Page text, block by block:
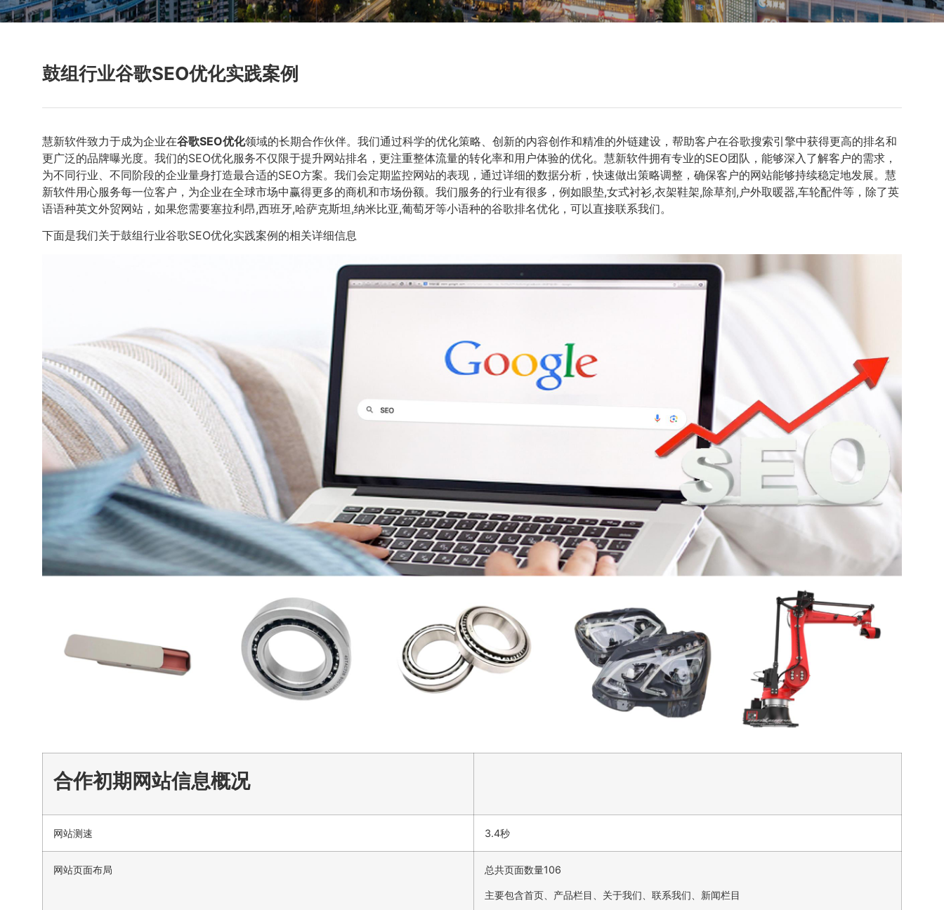
鼓组行业谷歌SEO优化实践案例
慧新软件致力于成为企业在谷歌SEO优化领域的长期合作伙伴。我们通过科学的优化策略、创新的内容创作和精准的外链建设，帮助客户在谷歌搜索引擎中获得更高的排名和
更广泛的品牌曝光度。我们的SEO优化服务不仅限于提升网站排名，更注重整体流量的转化率和用户体验的优化。慧新软件拥有专业的SEO团队，能够深入了解客户的需求，
为不同行业、不同阶段的企业量身打造最合适的SEO方案。我们会定期监控网站的表现，通过详细的数据分析，快速做出策略调整，确保客户的网站能够持续稳定地发展。慧
新软件用心服务每一位客户，为企业在全球市场中赢得更多的商机和市场份额。我们服务的行业有很多，例如眼垫,女式衬衫,衣架鞋架,除草剂,户外取暖器,车轮配件等，除了英
语语种英文外贸网站，如果您需要塞拉利昂,西班牙,哈萨克斯坦,纳米比亚,葡萄牙等小语种的谷歌排名优化，可以直接联系我们。
下面是我们关于鼓组行业谷歌SEO优化实践案例的相关详细信息
合作初期网站信息概况
网站测速 3.4秒
网站页面布局 总共页面数量106
主要包含首页、产品栏目、关于我们、联系我们、新闻栏目